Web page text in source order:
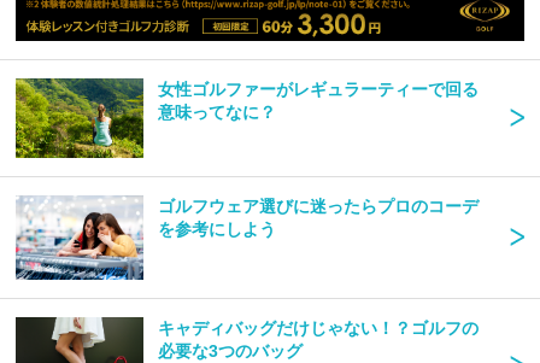
女性ゴルファーがレギュラーティーで回る
意味ってなに？
ゴルフウェア選びに迷ったらプロのコーデ
を参考にしよう
キャディバッグだけじゃない！？ゴルフの
必要な3つのバッグ